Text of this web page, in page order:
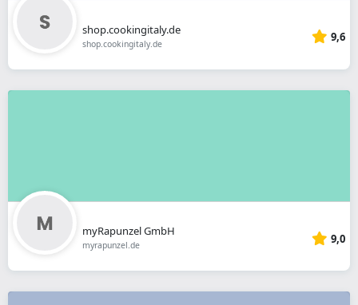
shop.cookingitaly.de
shop.cookingitaly.de 9,6
myRapunzel GmbH
myrapunzel.de 9,0